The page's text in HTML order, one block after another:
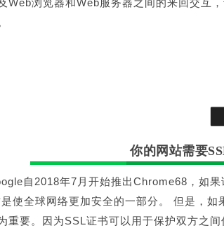
Web浏览器和Web服务器之间的来回交互
你的网站需要
自2018年7月开始推出Chrome68，如
是使全球网络更加安全的一部分。 但是，
重要。因为SSL证书可以用于保护双方之